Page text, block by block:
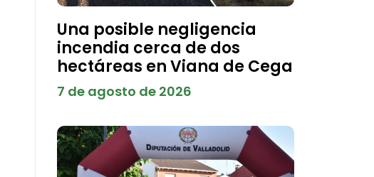
Una posible negligencia
incendia cerca de dos
hectáreas en Viana de Cega
7 de agosto de 2026